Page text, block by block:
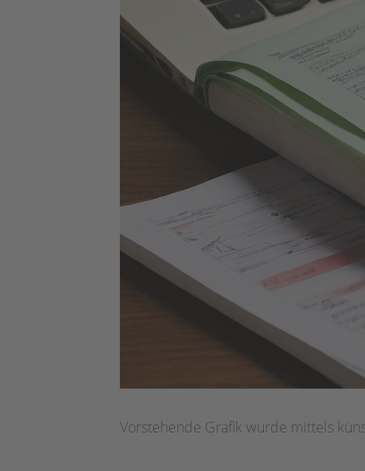
Vorstehende Grafik wurde mittels